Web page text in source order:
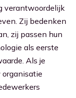
verantwoordelijk
Zij bedenken
zij passen hun
als eerste
Als je
organisatie